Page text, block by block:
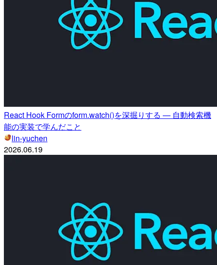
React Hook Formのform.watch()を深掘りする — 自動検索機
能の実装で学んだこと
lin-yuchen
2026.06.19